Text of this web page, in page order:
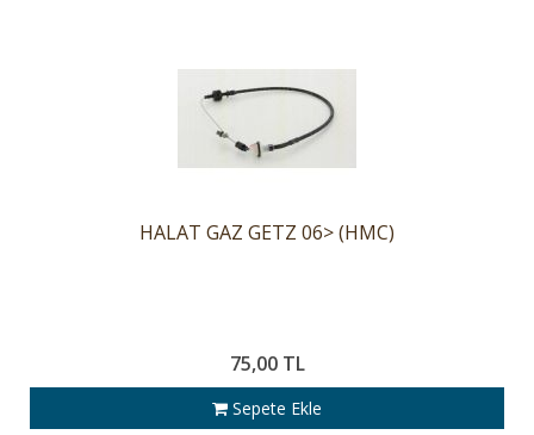
HALAT GAZ GETZ 06> (HMC)
75,00 TL
Sepete Ekle